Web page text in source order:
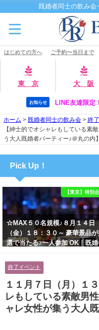
既婚者同士の飲み会
はじめての方へ ご予約〜当日まで
東 京 大 阪
お知らせ LINE友達限定
ホーム > 既婚者同士の飲み会> 終
【紳士的でオシャレもしている素
う大人既婚者パーティー♪＠丸の内】
Pick Up！
【東京】特別
☆MAX５０名規模♪８月１４日
（金）１８：３０～ 豪華景品
選で当たる♪一人参加 OK｜既婚
に余裕のある健康的なオシャレ
性と美容好きで優しさのある大
女性の既婚者限定ビッグパーテ
ー♪＠池袋】
終了イベント
１１月７日（月）１
レもしている素敵男
ャレ女性が集う大人